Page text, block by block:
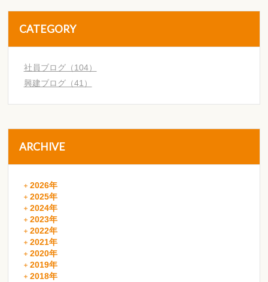
CATEGORY
社員ブログ（104）
興建ブログ（41）
ARCHIVE
2026年
2025年
2024年
2023年
2022年
2021年
2020年
2019年
2018年